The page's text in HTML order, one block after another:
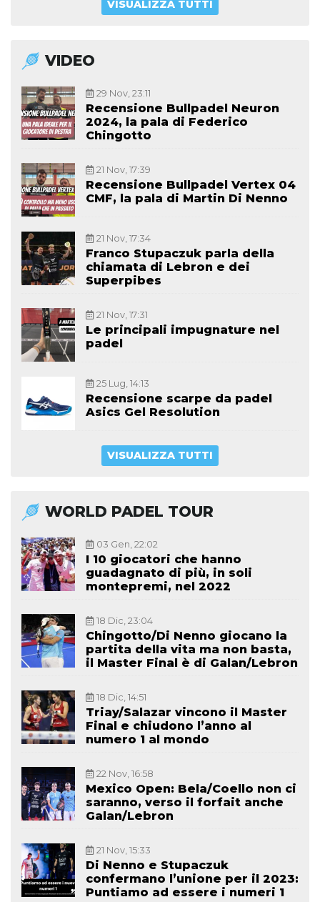
VISUALIZZA TUTTI
VIDEO
29 Nov, 23:11
Recensione Bullpadel Neuron
2024, la pala di Federico
Chingotto
21 Nov, 17:39
Recensione Bullpadel Vertex 04
CMF, la pala di Martin Di Nenno
21 Nov, 17:34
Franco Stupaczuk parla della
chiamata di Lebron e dei
Superpibes
21 Nov, 17:31
Le principali impugnature nel
padel
25 Lug, 14:13
Recensione scarpe da padel
Asics Gel Resolution
VISUALIZZA TUTTI
WORLD PADEL TOUR
03 Gen, 22:02
I 10 giocatori che hanno
guadagnato di più, in soli
montepremi, nel 2022
18 Dic, 23:04
Chingotto/Di Nenno giocano la
partita della vita ma non basta,
il Master Final è di Galan/Lebron
18 Dic, 14:51
Triay/Salazar vincono il Master
Final e chiudono l’anno al
numero 1 al mondo
22 Nov, 16:58
Mexico Open: Bela/Coello non ci
saranno, verso il forfait anche
Galan/Lebron
21 Nov, 15:33
Di Nenno e Stupaczuk
confermano l’unione per il 2023:
Puntiamo ad essere i numeri 1